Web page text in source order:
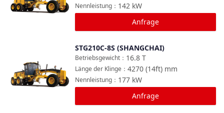
142 kW
Nennleistung ：
Anfrage
STG210C-8S (SHANGCHAI)
16.8 T
Betriebsgewicht ：
4270 (14ft) mm
Länge der Klinge ：
177 kW
Nennleistung ：
Anfrage